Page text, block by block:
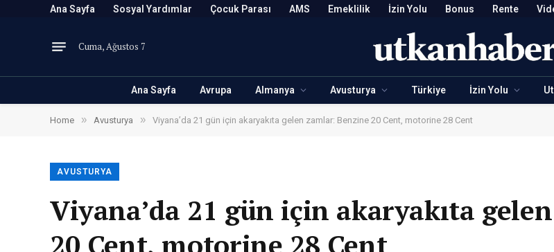
Ana Sayfa Sosyal Yardımlar Çocuk Parası AMS Emeklilik İzin Yolu Bonus Rente
Cuma, Ağustos 7
Ana Sayfa Avrupa Almanya Avusturya Türkiye İzin Yolu
Home » Avusturya » Viyana’da 21 gün için akaryakıta gelen zamlar: Benzine 20 Cent, motorine 28 Cent
AVUSTURYA
Viyana’da 21 gün için akaryakıta
20 Cent, motorine 28 Cent